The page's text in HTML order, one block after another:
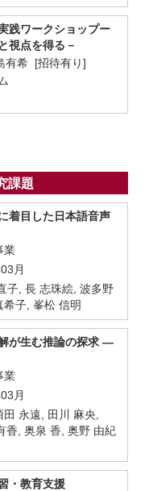
践ワークショップー
視点を得る－
有希 [招待有り]
課題
着目した日本語音声
業
月
子, 長 志珠絵, 波多野
子, 峯松 信明
が生む推論の探求 ―
業
月
永遠, 田川 麻央,
香, 奥泉 香, 奥野 由紀
・教育支援